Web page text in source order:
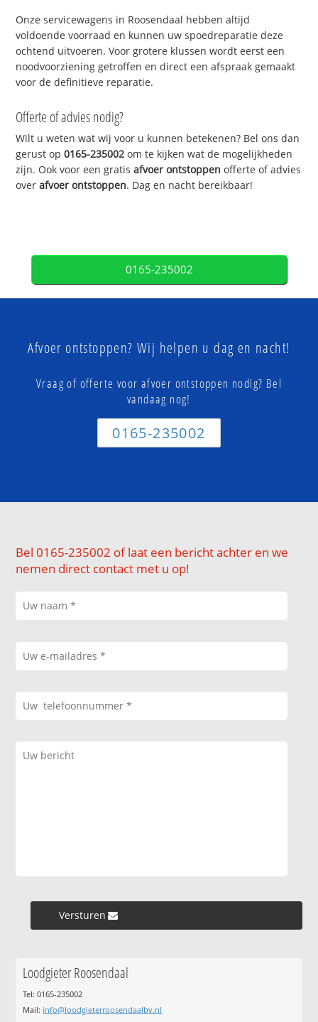
Onze servicewagens in Roosendaal hebben altijd
voldoende voorraad en kunnen uw spoedreparatie deze
ochtend uitvoeren. Voor grotere klussen wordt eerst een
noodvoorziening getroffen en direct een afspraak gemaakt
voor de definitieve reparatie.
Offerte of advies nodig?
Wilt u weten wat wij voor u kunnen betekenen? Bel ons dan
gerust op0165-235002 om te kijken wat de mogelijkheden
zijn. Ook voor een gratisafvoer ontstoppen offerte of advies
overafvoer ontstoppen. Dag en nacht bereikbaar!
0165-235002
Afvoer ontstoppen? Wij helpen u dag en nacht!
Vraag of offerte voor afvoer ontstoppen nodig? Bel
vandaag nog!
0165-235002
Bel 0165-235002 of laat een bericht achter en we
nemen direct contact met u op!
Versturen »
Loodgieter Roosendaal
Tel: 0165-235002
Mail: info@loodgieterroosendaalbv.nl